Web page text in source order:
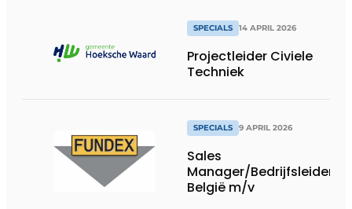
SPECIALS 14 APRIL 2026
Projectleider Civiele
Techniek
SPECIALS 9 APRIL 2026
Sales
Manager/Bedrijfsleider
België m/v